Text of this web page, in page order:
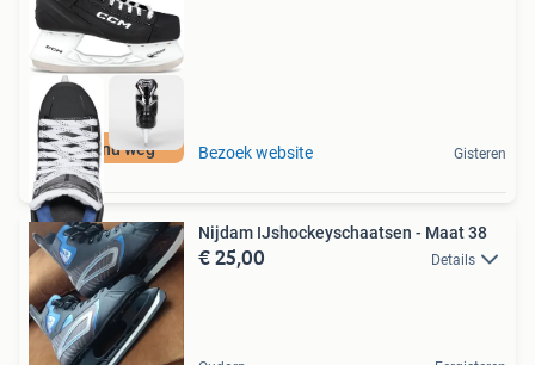
Moet nu weg Bezoek website Gisteren
Nijdam IJshockeyschaatsen - Maat 38
€ 25,00 Details